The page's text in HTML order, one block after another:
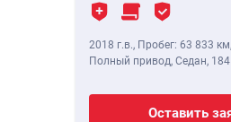
2018 г.в., Пробег: 63 833 км
Полный привод, Седан,
Оставить